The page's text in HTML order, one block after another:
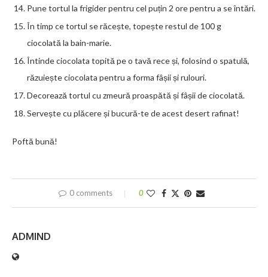
Pune tortul la frigider pentru cel puțin 2 ore pentru a se întări.
În timp ce tortul se răcește, topește restul de 100 g
ciocolată la bain-marie.
Întinde ciocolata topită pe o tavă rece și, folosind o spatulă,
răzuiește ciocolata pentru a forma fâșii și rulouri.
Decorează tortul cu zmeură proaspătă și fâșii de ciocolată.
Servește cu plăcere și bucură-te de acest desert rafinat!
Poftă bună!
0 comments 0
ADMIND